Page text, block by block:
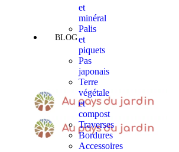
et
minéral
Palis
et
piquets
Pas
japonais
Terre
végétale
et
compost
Traverses
Bordures
Accessoires
BLOG